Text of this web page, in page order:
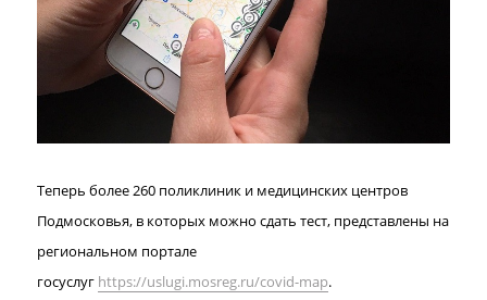
Теперь более 260 поликлиник и медицинских центров
Подмосковья, в которых можно сдать тест, представлены на
региональном портале
госуслуг https://uslugi.mosreg.ru/covid-map.